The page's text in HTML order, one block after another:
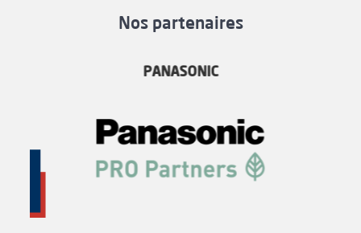
Nos partenaires
PANASONIC